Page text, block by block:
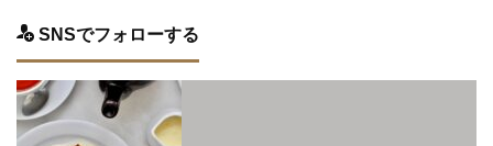
SNSでフォローする